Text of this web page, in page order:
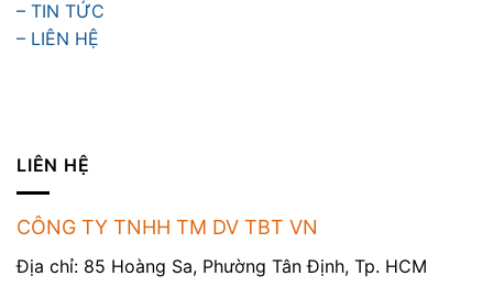
– TIN TỨC
– LIÊN HỆ
LIÊN HỆ
CÔNG TY TNHH TM DV TBT VN
Địa chỉ: 85 Hoàng Sa, Phường Tân Định, Tp. HCM